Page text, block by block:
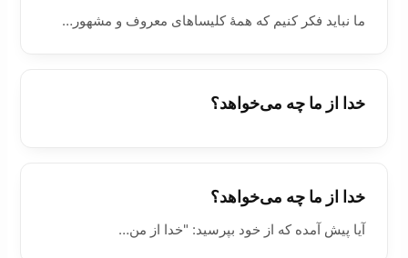
ما نباید فکر کنیم که همۀ کلیساهای معروف و مشهور…
خدا از ما چه می‌خواهد؟
خدا از ما چه می‌خواهد؟
آیا پیش آمده که از خود بپرسید: "خدا از من…